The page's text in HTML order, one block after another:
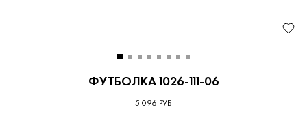
ФУТБОЛКА 1026-111-06
5 096 РУБ